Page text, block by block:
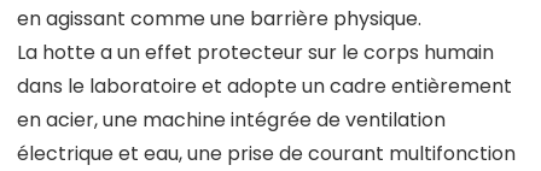
en agissant comme une barrière physique.
La hotte a un effet protecteur sur le corps humain
dans le laboratoire et adopte un cadre entièrement
en acier, une machine intégrée de ventilation
électrique et eau, une prise de courant multifonction